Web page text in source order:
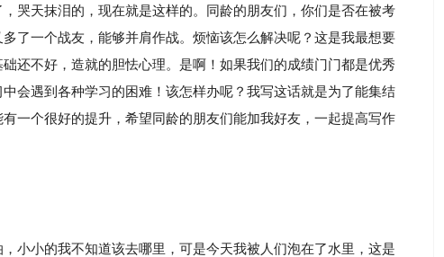
哭天抹泪的，现在就是这样的。同龄的朋友们，你们是否在被考
了一个战友，能够并肩作战。烦恼该怎么解决呢？这是我最想要
还不好，造就的胆怯心理。是啊！如果我们的成绩门门都是优秀
会遇到各种学习的困难！该怎样办呢？我写这话就是为了能集结
一个很好的提升，希望同龄的朋友们能加我好友，一起提高写作
小小的我不知道该去哪里，可是今天我被人们泡在了水里，这是